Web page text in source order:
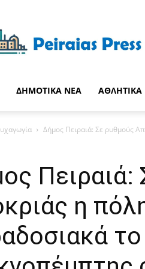
Press
Η
ενημέρωση
ΔΗΜΟΤΙΚΆ ΝΈΑ ΑΘΛΗΤΙΚΆ
Δήμος Πειραιά: Σε ρυθμούς
Πειραιά:
η